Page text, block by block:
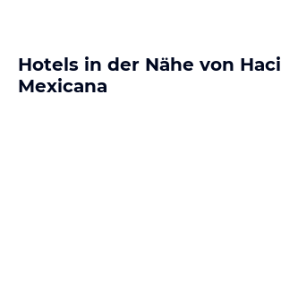
Hotels in der Nähe von
Mexicana